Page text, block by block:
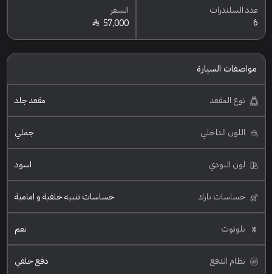
عدد السلندرات
6
السعر
57,000
مواصفات السيارة
نوع المقعد مقعد جلد
اللون الداخلي جملي
لون البودي اسود
حساسات بارك حساسات تنبيه خلفية و امامية
بلوتوث نعم
نظام الدفع دفع خلفي